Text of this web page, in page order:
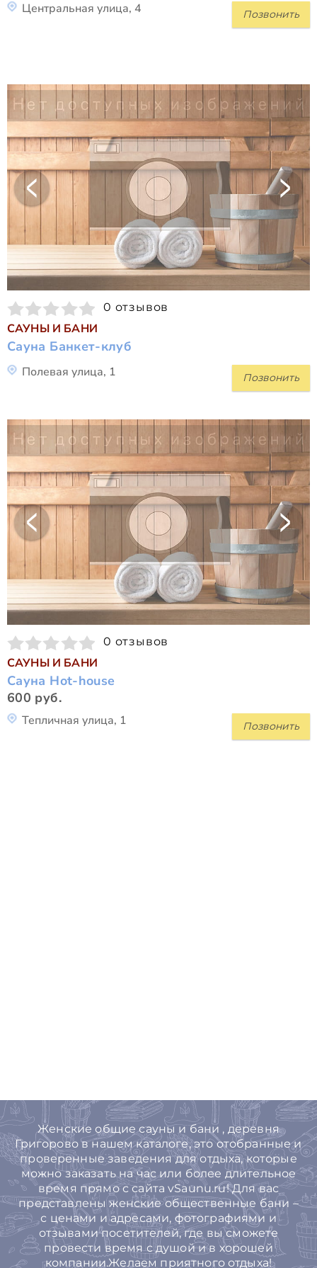
Позвонить
Центральная улица, 4
0 отзывов
САУНЫ И БАНИ
Сауна Банкет-клуб
Позвонить
Полевая улица, 1
0 отзывов
САУНЫ И БАНИ
Сауна Hot-house
600 руб.
Позвонить
Тепличная улица, 1
Женские общие сауны и бани , деревня
Григорово в нашем каталоге, это отобранные и
проверенные заведения для отдыха, которые
можно заказать на час или более длительное
время прямо с сайта vSaunu.ru! Для вас
представлены женские общественные бани –
с ценами и адресами, фотографиями и
отзывами посетителей, где вы сможете
провести время с душой и в хорошей
компании.Желаем приятного отдыха!